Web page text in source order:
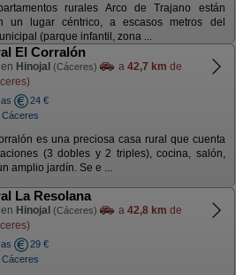
rurales Arco de Trajano están
un lugar céntrico, a escasos metros del
(parque infantil, zona ...
El Corralón
Hinojal (Cáceres) a 42,7 km de
24 €
es una preciosa casa rural que cuenta
(3 dobles y 2 triples), cocina, salón,
amplio jardín. Se e ...
La Resolana
Hinojal (Cáceres) a 42,8 km de
29 €